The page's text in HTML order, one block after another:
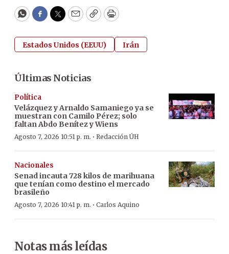
WhatsApp
Facebook
Twitter
EmailCopyPrint
Estados Unidos (EEUU) Irán
Últimas Noticias
Política
Velázquez y Arnaldo Samaniego ya se
muestran con Camilo Pérez; solo
faltan Abdo Benítez y Wiens
Agosto 7, 2026 10:51 p. m. · Redacción ÚH
Nacionales
Senad incauta 728 kilos de marihuana
que tenían como destino el mercado
brasileño
Agosto 7, 2026 10:41 p. m. · Carlos Aquino
Notas más leídas